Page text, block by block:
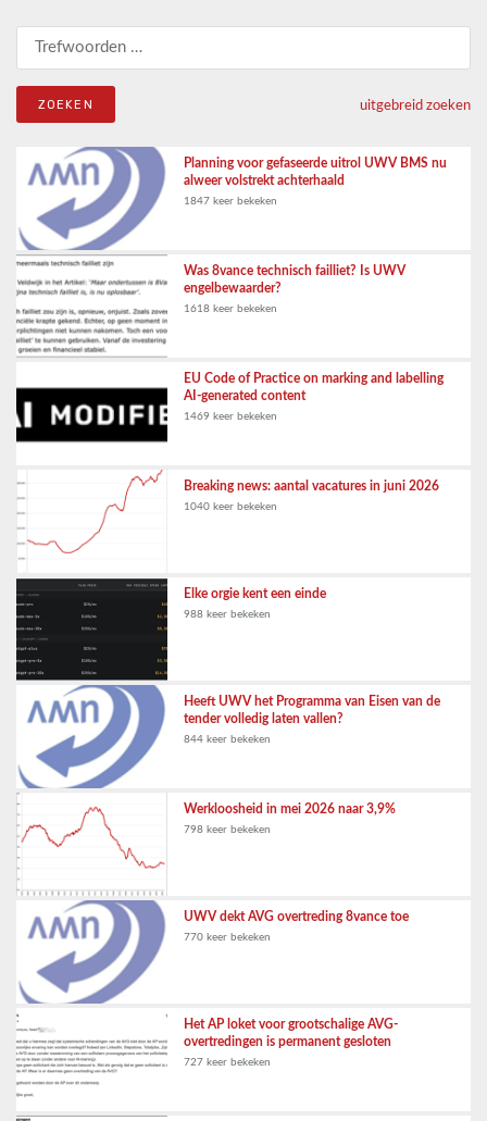
Zoeken naar:
uitgebreid zoeken
Planning voor gefaseerde uitrol UWV BMS nu
alweer volstrekt achterhaald
1847 keer bekeken
Was 8vance technisch failliet? Is UWV
engelbewaarder?
1618 keer bekeken
EU Code of Practice on marking and labelling
AI-generated content
1469 keer bekeken
Breaking news: aantal vacatures in juni 2026
1040 keer bekeken
Elke orgie kent een einde
988 keer bekeken
Heeft UWV het Programma van Eisen van de
tender volledig laten vallen?
844 keer bekeken
Werkloosheid in mei 2026 naar 3,9%
798 keer bekeken
UWV dekt AVG overtreding 8vance toe
770 keer bekeken
Het AP loket voor grootschalige AVG-
overtredingen is permanent gesloten
727 keer bekeken